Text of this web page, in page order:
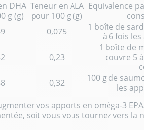
DHA
g (g)
Teneur en ALA
pour 100 g (g)
Equivalence
0,075
1 boîte de
à 6 fois
0,23
1 boîte de
couvre 5
0,32
100 g de
les
vos apports en oméga-3
soit vous vous tournez vers la